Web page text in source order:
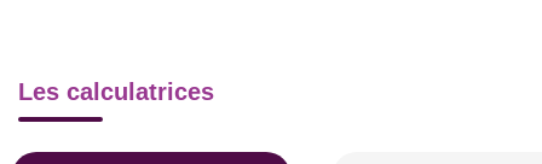
Les calculatrices